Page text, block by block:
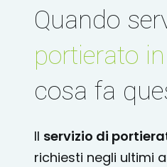
Quando
portierato
cosa fa
Il servizio di
richiesti negli ultimi